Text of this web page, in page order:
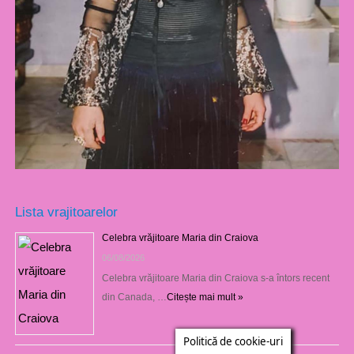
Lista vrajitoarelor
Celebra vrăjitoare Maria din Craiova
06/08/2026
Celebra vrăjitoare Maria din Craiova s-a întors recent
din Canada, … Citește mai mult »
Politică de cookie-uri